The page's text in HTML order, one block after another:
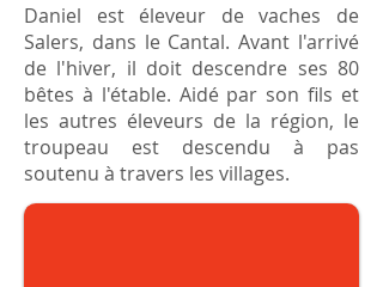
Daniel est éleveur de vaches de
Salers, dans le Cantal. Avant l'arrivé
de l'hiver, il doit descendre ses 80
bêtes à l'étable. Aidé par son fils et
les autres éleveurs de la région, le
troupeau est descendu à pas
soutenu à travers les villages.